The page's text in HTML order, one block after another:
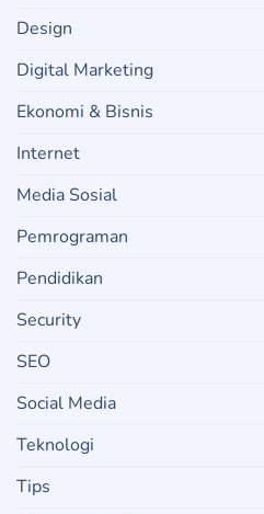
Design
Digital Marketing
Ekonomi & Bisnis
Internet
Media Sosial
Pemrograman
Pendidikan
Security
SEO
Social Media
Teknologi
Tips